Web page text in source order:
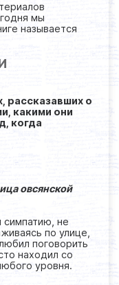
мы
называется
рассказавших о
какими они
когда
овсянской
симпатию, не
по улице,
поговорить
находил со
уровня.